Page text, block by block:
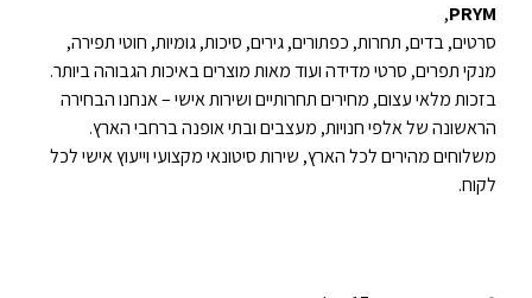
PRYM
,
סרטים, בדים, תחרות, כפתורים, גירים, סיכות, גומיות, חוטי תפירה,
מנקי תפרים, סרטי מדידה ועוד מאות מוצרים באיכות הגבוהה ביותר.
בזכות מלאי עצום, מחירים תחרותיים ושירות אישי – אנחנו הבחירה
הראשונה של אלפי חנויות, מעצבים ובתי אופנה ברחבי הארץ.
משלוחים מהירים לכל הארץ, שירות סיטונאי מקצועי וייעוץ אישי לכל
לקוח.